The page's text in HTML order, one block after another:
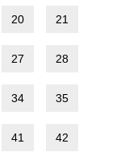
20 21
27 28
34 35
41 42